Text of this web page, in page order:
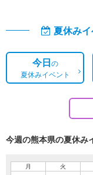
夏休み
今日の
夏休みイベント
今週の熊本県の夏休み
月 火